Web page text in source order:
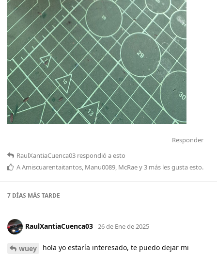
Responder
RaulXantiaCuenca03 respondió a esto
AAmiscuarentaitantos, Manu0089, McRaey3 más les gusta esto.
7 DÍAS MÁS TARDE
RaulXantiaCuenca03 26 de Ene de 2025
wuey
hola yo estaría interesado, te puedo dejar mi